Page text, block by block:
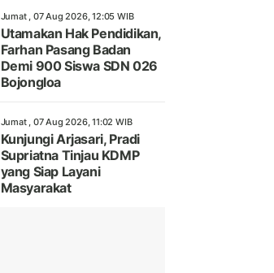
Jumat , 07 Aug 2026, 12:05 WIB
Utamakan Hak Pendidikan,
Farhan Pasang Badan
Demi 900 Siswa SDN 026
Bojongloa
Jumat , 07 Aug 2026, 11:02 WIB
Kunjungi Arjasari, Pradi
Supriatna Tinjau KDMP
yang Siap Layani
Masyarakat